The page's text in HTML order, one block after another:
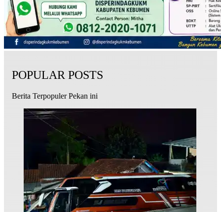
POPULAR POSTS
Berita Terpopuler Pekan ini